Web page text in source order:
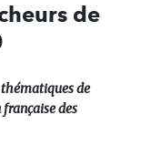
de
de
des